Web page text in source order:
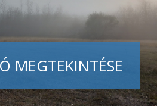
MEGTEKINTÉSE